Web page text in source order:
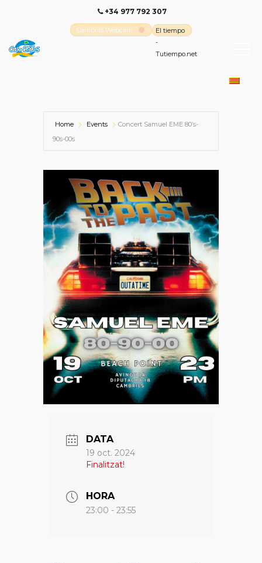
+34 977 792 307
Cambrils Webcam
El tiempo
-
Tutiempo.net
Home Events
Concert Samuel EME 80’s-
90s-00s
DATA
19 oct. 2024
Finalitzat!
HORA
23:00 - 23:55